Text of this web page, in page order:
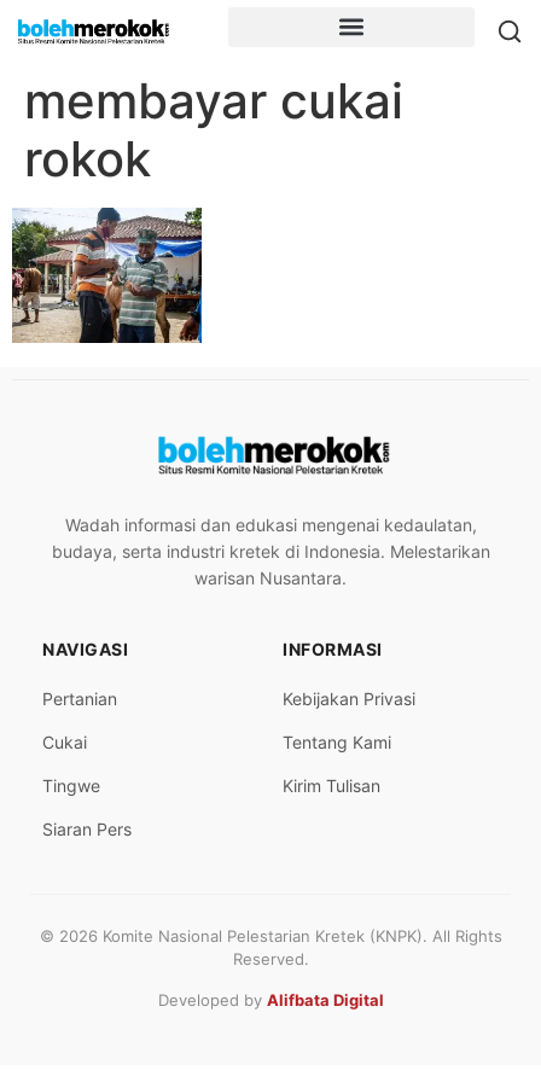
membayar cukai
rokok
Wadah informasi dan edukasi mengenai kedaulatan,
budaya, serta industri kretek di Indonesia. Melestarikan
warisan Nusantara.
NAVIGASI
Pertanian
Cukai
Tingwe
Siaran Pers
INFORMASI
Kebijakan Privasi
Tentang Kami
Kirim Tulisan
© 2026 Komite Nasional Pelestarian Kretek (KNPK). All Rights
Reserved.
Developed by Alifbata Digital